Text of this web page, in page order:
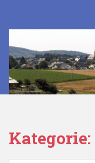
Kategorie: